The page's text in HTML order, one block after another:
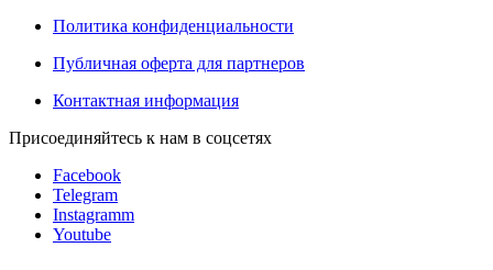
Политика конфиденциальности
Публичная оферта для партнеров
Контактная информация
Присоединяйтесь к нам в соцсетях
Facebook
Telegram
Instagramm
Youtube